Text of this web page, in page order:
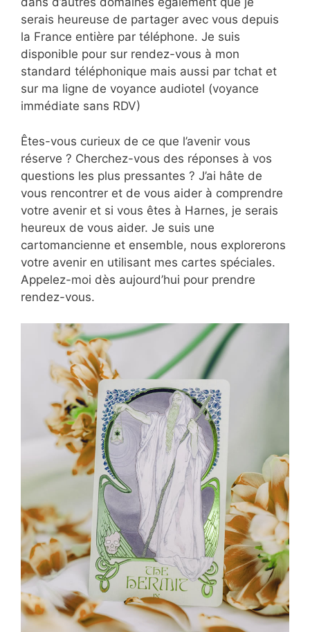
serais heureuse de partager avec vous depuis
la France entière par téléphone. Je suis
disponible pour sur rendez-vous à mon
standard téléphonique mais aussi par tchat et
sur ma ligne de voyance audiotel (voyance
immédiate sans RDV)
Êtes-vous curieux de ce que l’avenir vous
réserve ? Cherchez-vous des réponses à vos
questions les plus pressantes ? J’ai hâte de
vous rencontrer et de vous aider à comprendre
votre avenir et si vous êtes à Harnes, je serais
heureux de vous aider. Je suis une
cartomancienne et ensemble, nous explorerons
votre avenir en utilisant mes cartes spéciales.
Appelez-moi dès aujourd’hui pour prendre
rendez-vous.